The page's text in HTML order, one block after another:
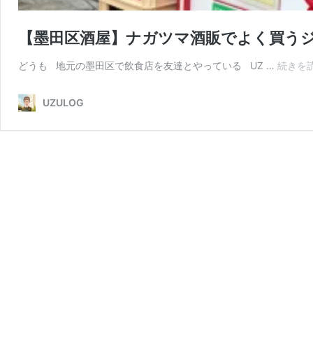
【墨田区酒屋】ナガツマ酒販でよく買う
どうも 地元の墨田区で飲食店を友達とやっている UZ … 続きを
UZULOG